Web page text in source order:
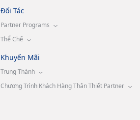
Đối Tác
Partner Programs
Thể Chế
Khuyến Mãi
Trung Thành
Chương Trình Khách Hàng Thân Thiết Partner